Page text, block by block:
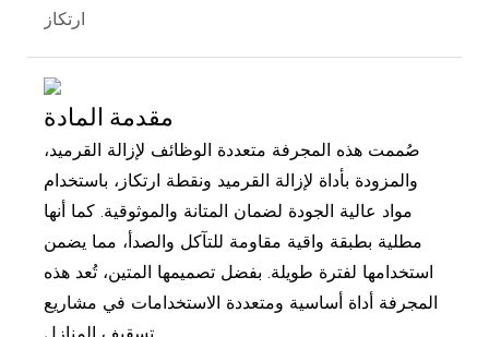
ارتكاز
مقدمة المادة
صُممت هذه المجرفة متعددة الوظائف لإزالة القرميد،
والمزودة بأداة لإزالة القرميد ونقطة ارتكاز، باستخدام
مواد عالية الجودة لضمان المتانة والموثوقية. كما أنها
مطلية بطبقة واقية مقاومة للتآكل والصدأ، مما يضمن
استخدامها لفترة طويلة. بفضل تصميمها المتين، تُعد هذه
المجرفة أداة أساسية ومتعددة الاستخدامات في مشاريع